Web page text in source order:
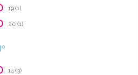
19 (1)
20 (1)
14 (3)